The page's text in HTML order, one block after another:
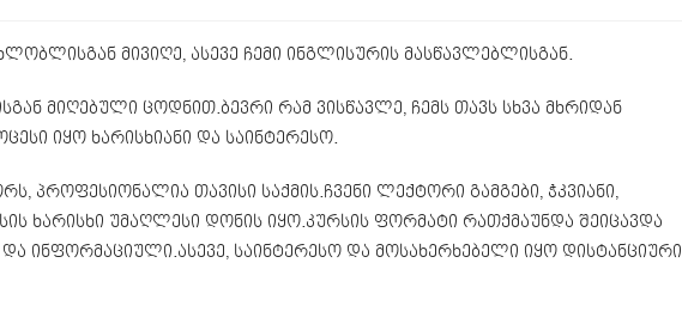
მივიღე, ასევე ჩემი ინგლისურის მასწავლებლისგან.
მიღებული ცოდნით.ბევრი რამ ვისწავლე, ჩემს თავს სხვა მხრიდან
იყო ხარისხიანი და საინტერესო.
პროფესიონალია თავისი საქმის.ჩვენი ლექტორი გამგები, ჭკვიანი,
ხარისხი უმაღლესი დონის იყო.კურსის ფორმატი რათქმაუნდა შეიცავდა
ინფორმაციული.ასევე, საინტერესო და მოსახერხებელი იყო დისტანციური